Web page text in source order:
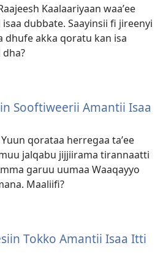
Kaalaariyaan waaʼee
dubbate. Saayinsii fi jireenyi
dhufe akka qoratu kan isa
dha?
Sooftiweerii Amantii Isaa
qorataa herregaa taʼee
jalqabu jijjiirama tirannaatti
garuu uumaa Waaqayyo
Maaliifi?
Tokko Amantii Isaa Itti